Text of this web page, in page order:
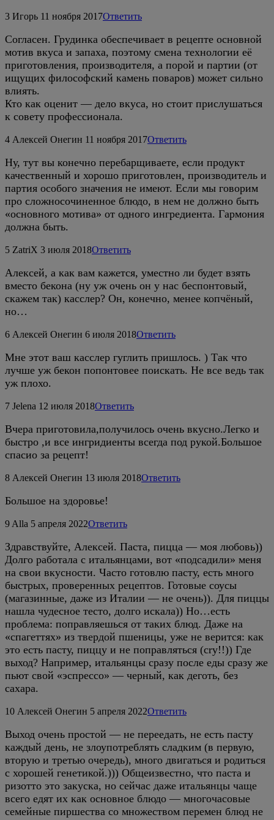
3 Игорь 11 ноября 2017Ответить
Согласен. Грудинка обеспечивает в рецепте основной
мотив вкуса и запаха, поэтому смена технологии её
приготовления, производителя, а порой и партии (от
ищущих философский камень поваров) может сильно
влиять.
Кто как оценит — дело вкуса, но стоит прислушаться
к совету профессионала.
4 Алексей Онегин 11 ноября 2017Ответить
Ну, тут вы конечно перебарщиваете, если продукт
качественный и хорошо приготовлен, производитель и
партия особого значения не имеют. Если мы говорим
про сложносочиненное блюдо, в нем не должно быть
«основного мотива» от одного ингредиента. Гармония
должна быть.
5 ZatriX 3 июля 2018Ответить
Алексей, а как вам кажется, уместно ли будет взять
вместо бекона (ну уж очень он у нас беспонтовый,
скажем так) касслер? Он, конечно, менее копчёный,
но…
6 Алексей Онегин 6 июля 2018Ответить
Мне этот ваш касслер гуглить пришлось. ) Так что
лучше уж бекон попонтовее поискать. Не все ведь так
уж плохо.
7 Jelena 12 июля 2018Ответить
Вчера приготовила,получилось очень вкусно.Легко и
быстро ,и все ингридиенты всегда под рукой.Большое
спасио за рецепт!
8 Алексей Онегин 13 июля 2018Ответить
Большое на здоровье!
9 Alla 5 апреля 2022Ответить
Здравствуйте, Алексей. Паста, пицца — моя любовь))
Долго работала с итальянцами, вот «подсадили» меня
на свои вкусности. Часто готовлю пасту, есть много
быстрых, проверенных рецептов. Готовые соусы
(магазинные, даже из Италии — не очень)). Для пиццы
нашла чудесное тесто, долго искала)) Но…есть
проблема: поправляешься от таких блюд. Даже на
«спагеттях» из твердой пшеницы, уже не верится: как
это есть пасту, пиццу и не поправляться (cry!!)) Где
выход? Например, итальянцы сразу после еды сразу же
пьют свой «эспрессо» — черный, как деготь, без
сахара.
10 Алексей Онегин 5 апреля 2022Ответить
Выход очень простой — не переедать, не есть пасту
каждый день, не злоупотреблять сладким (в первую,
вторую и третью очередь), много двигаться и родиться
с хорошей генетикой.))) Общеизвестно, что паста и
ризотто это закуска, но сейчас даже итальянцы чаще
всего едят их как основное блюдо — многочасовые
семейные пиршества со множеством перемен блюд не